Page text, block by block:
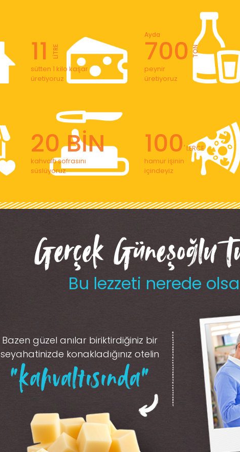
11 LİTRE
sütten 1 kilo kaşar
üretiyoruz
700
Ayda
TON
peynir
üretiyoruz
20 BİN
kahvaltı sofrasını
süslüyoruz
100' LERCE
hamur işinin
içindeyiz
Gerçek Güneşoğlu
Bu lezzeti nerede
Bazen güzel anılar biriktirdiğiniz bir
seyahatinizde konakladığınız otelin
“kahvaltısında”